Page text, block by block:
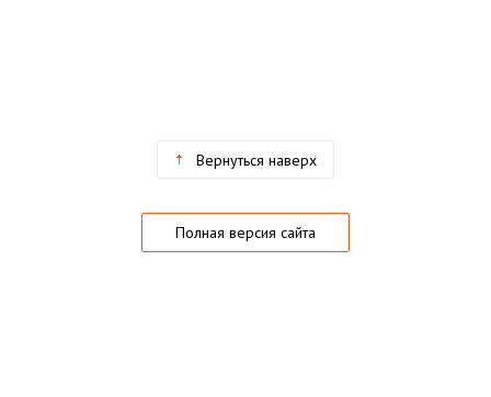
Вернуться наверх
Полная версия сайта